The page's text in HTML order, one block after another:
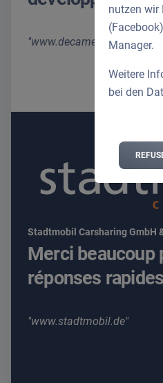
www.decamed.ch
Stadtmobil Carsharing GmbH
Merci beaucoup
réponses
www.stadtmobil.de
nutzen wir
Manager.
Weitere
bei den